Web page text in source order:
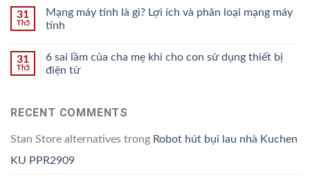
31
Th5
Mạng máy tính là gì? Lợi ích và phân loại mạng máy
tính
31
Th5
6 sai lầm của cha mẹ khi cho con sử dụng thiết bị
điện tử
RECENT COMMENTS
Stan Store alternatives trong Robot hút bụi lau nhà Kuchen
KU PPR2909